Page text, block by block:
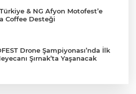
& NG Afyon Motofest’e
Coffee Desteği
Drone Şampiyonası’nda İlk
Şırnak’ta Yaşanacak